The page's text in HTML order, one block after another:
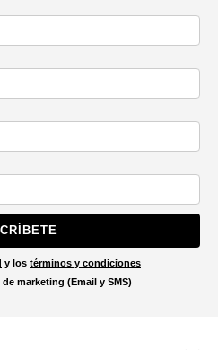
y los términos y condiciones
marketing (Email y SMS)